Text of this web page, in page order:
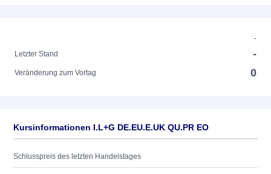
-
Letzter Stand
-
Veränderung zum Vortag 0
Kursinformationen I.L+G DE.EU.E.UK QU.PR EO
Schlusspreis des letzten Handelstages